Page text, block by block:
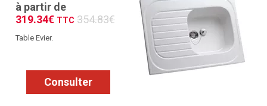
à partir de
319.34€ TTC 354.83€
Table Evier.
Consulter